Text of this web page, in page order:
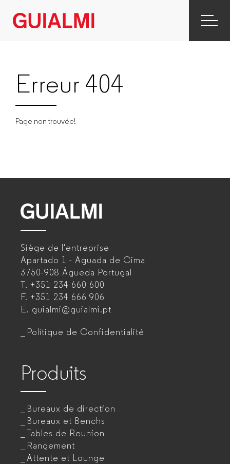
Erreur 404
Page non trouvée!
Siège de l'entreprise
Apartado 1 - Aguada de Cima
3750-908 Águeda Portugal
T. +351 234 660 600
F. +351 234 666 906
E. guialmi@guialmi.pt
Polítique de Confidentialité
Produits
Bureaux de direction
Bureaux et Benchs
Tables de Reunion
Rangement
Attente et Lounge